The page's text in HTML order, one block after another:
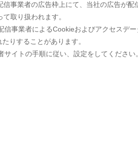
事業者の広告枠上にて、当社の広告が
取り扱われます。
事業者によるCookieおよびアクセスデ
りすることがあります。
イトの手順に従い、設定をしてください。